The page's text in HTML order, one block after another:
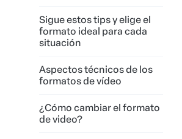
Sigue estos tips y elige el
formato ideal para cada
situación
Aspectos técnicos de los
formatos de vídeo
¿Cómo cambiar el formato
de video?